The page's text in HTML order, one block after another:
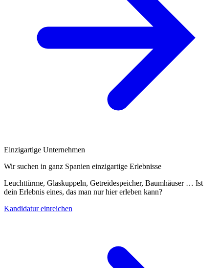
Einzigartige Unternehmen
Wir suchen in ganz Spanien einzigartige Erlebnisse
Leuchttürme, Glaskuppeln, Getreidespeicher, Baumhäuser … Ist
dein Erlebnis eines, das man nur hier erleben kann?
Kandidatur einreichen